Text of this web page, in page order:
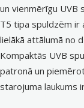
un vienmērīgu UVB
T5 tipa spuldzēm ir
lielākā attālumā no
Kompaktās UVB
patronā un
starojuma laukums